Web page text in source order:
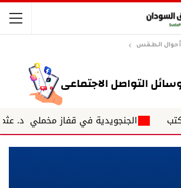
أحوال الطقس
الجنجويدية في قفاز مخملي د. عثمان